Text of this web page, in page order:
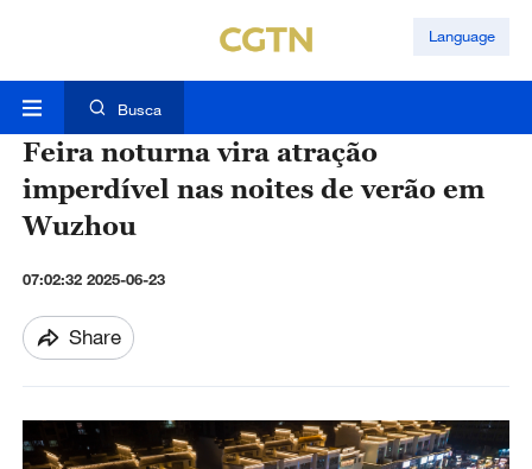
Language
Busca
Feira noturna vira atração
imperdível nas noites de verão em
Wuzhou
07:02:32 2025-06-23
Share